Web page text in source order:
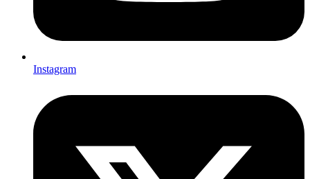
Instagram